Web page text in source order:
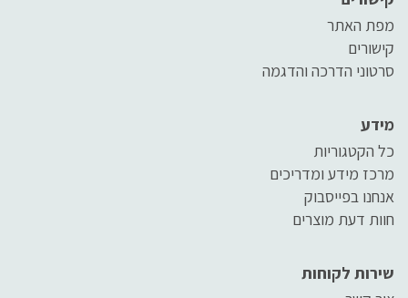
מפת האתר
קישורים
סרטוני הדרכה והדגמה
מידע
כל הקטגוריות
מרכז מידע ומדריכים
אנחנו בפייסבוק
חוות דעת מוצרים
שירות לקוחות